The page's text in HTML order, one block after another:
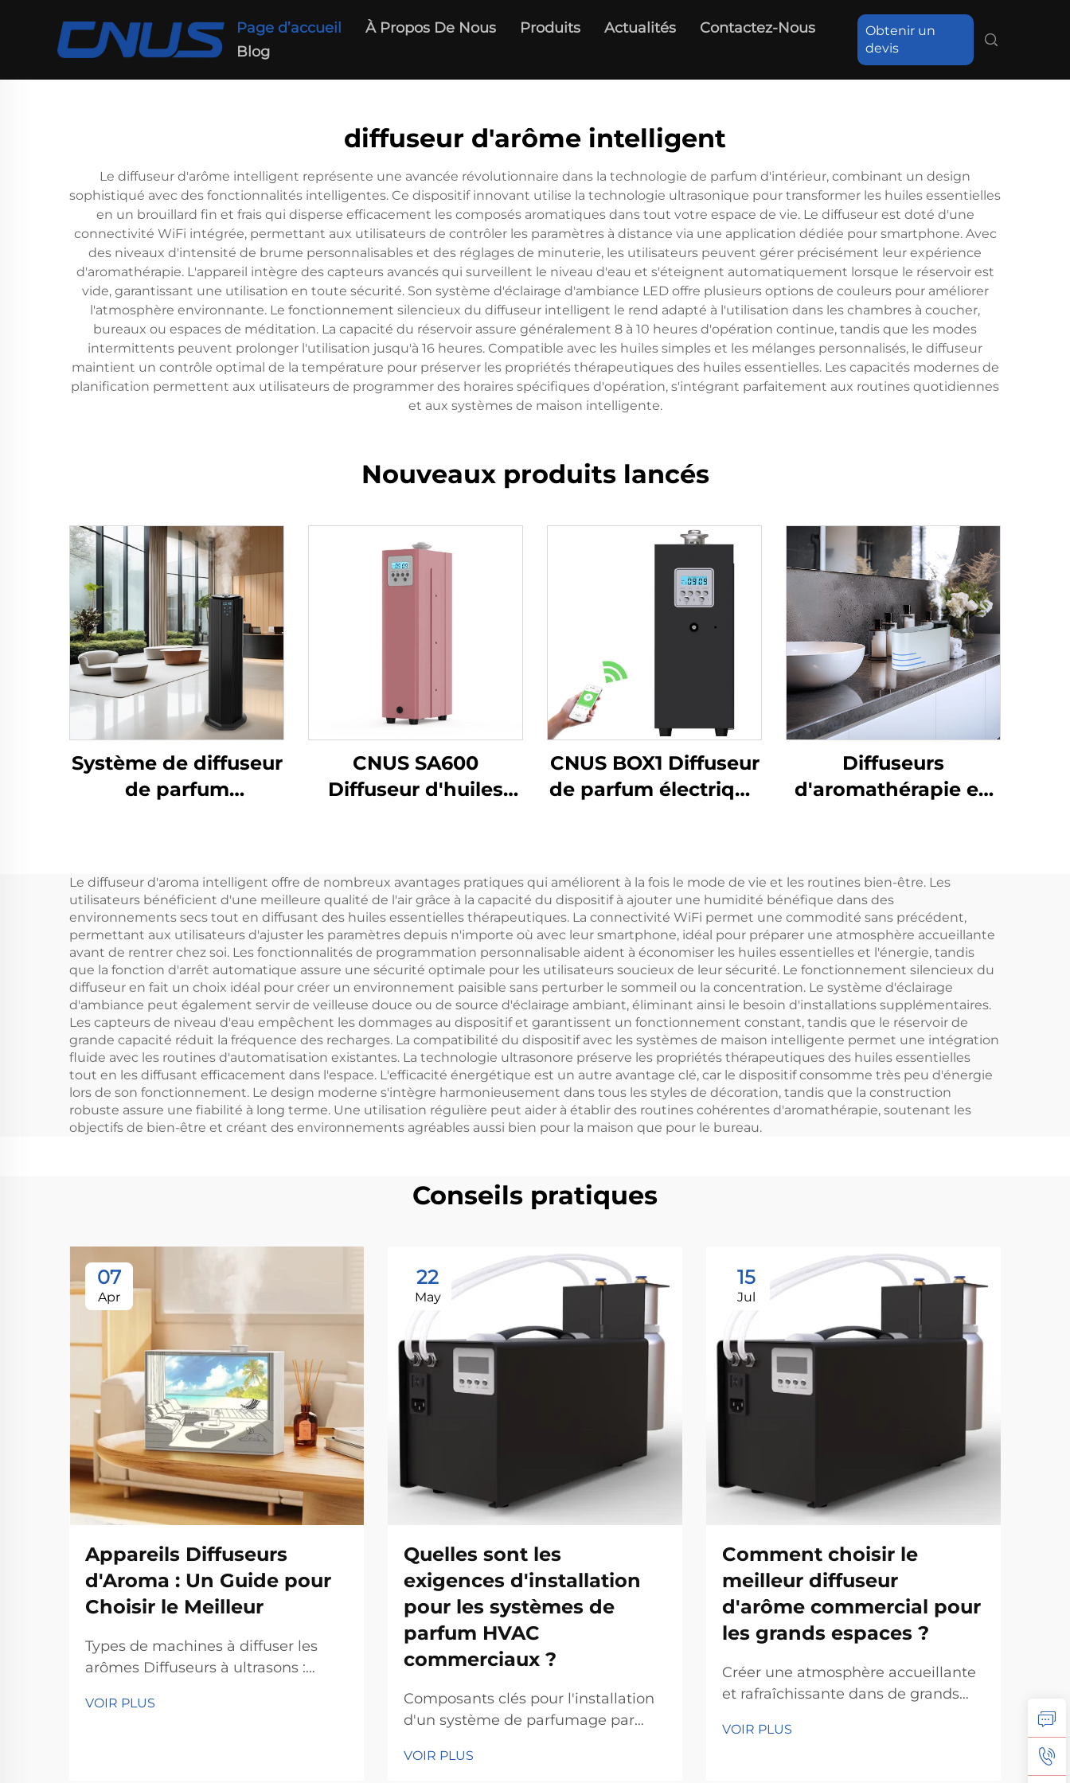
Page d’accueil À Propos De Nous Produits Actualités
Contactez-Nous
Blog
Obtenir un
devis
diffuseur d'arôme intelligent
Le diffuseur d'arôme intelligent représente une avancée révolutionnaire dans la technologie de parfum d'intérieur, combinant un design
sophistiqué avec des fonctionnalités intelligentes. Ce dispositif innovant utilise la technologie ultrasonique pour transformer les huiles essentielles
en un brouillard fin et frais qui disperse efficacement les composés aromatiques dans tout votre espace de vie. Le diffuseur est doté d'une
connectivité WiFi intégrée, permettant aux utilisateurs de contrôler les paramètres à distance via une application dédiée pour smartphone. Avec
des niveaux d'intensité de brume personnalisables et des réglages de minuterie, les utilisateurs peuvent gérer précisément leur expérience
d'aromathérapie. L'appareil intègre des capteurs avancés qui surveillent le niveau d'eau et s'éteignent automatiquement lorsque le réservoir est
vide, garantissant une utilisation en toute sécurité. Son système d'éclairage d'ambiance LED offre plusieurs options de couleurs pour améliorer
l'atmosphère environnante. Le fonctionnement silencieux du diffuseur intelligent le rend adapté à l'utilisation dans les chambres à coucher,
bureaux ou espaces de méditation. La capacité du réservoir assure généralement 8 à 10 heures d'opération continue, tandis que les modes
intermittents peuvent prolonger l'utilisation jusqu'à 16 heures. Compatible avec les huiles simples et les mélanges personnalisés, le diffuseur
maintient un contrôle optimal de la température pour préserver les propriétés thérapeutiques des huiles essentielles. Les capacités modernes de
planification permettent aux utilisateurs de programmer des horaires spécifiques d'opération, s'intégrant parfaitement aux routines quotidiennes
et aux systèmes de maison intelligente.
Nouveaux produits lancés
Système de diffuseur
de parfum
commerciale CNUS
S3000TF
CNUS SA600
Diffuseur d'huiles
appareil électronique
sans eau pour CVC et
hôtel
CNUS BOX1 Diffuseur
de parfum électrique
pour tour d'arômes
Diffuseurs
d'aromathérapie en
Diffuseur d'huile
parfumée 360
Atomiseur sans eau
Le diffuseur d'aroma intelligent offre de nombreux avantages pratiques qui améliorent à la fois le mode de vie et les routines bien-être. Les
utilisateurs bénéficient d'une meilleure qualité de l'air grâce à la capacité du dispositif à ajouter une humidité bénéfique dans des
environnements secs tout en diffusant des huiles essentielles thérapeutiques. La connectivité WiFi permet une commodité sans précédent,
permettant aux utilisateurs d'ajuster les paramètres depuis n'importe où avec leur smartphone, idéal pour préparer une atmosphère accueillante
avant de rentrer chez soi. Les fonctionnalités de programmation personnalisable aident à économiser les huiles essentielles et l'énergie, tandis
que la fonction d'arrêt automatique assure une sécurité optimale pour les utilisateurs soucieux de leur sécurité. Le fonctionnement silencieux du
diffuseur en fait un choix idéal pour créer un environnement paisible sans perturber le sommeil ou la concentration. Le système d'éclairage
d'ambiance peut également servir de veilleuse douce ou de source d'éclairage ambiant, éliminant ainsi le besoin d'installations supplémentaires.
Les capteurs de niveau d'eau empêchent les dommages au dispositif et garantissent un fonctionnement constant, tandis que le réservoir de
grande capacité réduit la fréquence des recharges. La compatibilité du dispositif avec les systèmes de maison intelligente permet une intégration
fluide avec les routines d'automatisation existantes. La technologie ultrasonore préserve les propriétés thérapeutiques des huiles essentielles
tout en les diffusant efficacement dans l'espace. L'efficacité énergétique est un autre avantage clé, car le dispositif consomme très peu d'énergie
lors de son fonctionnement. Le design moderne s'intègre harmonieusement dans tous les styles de décoration, tandis que la construction
robuste assure une fiabilité à long terme. Une utilisation régulière peut aider à établir des routines cohérentes d'aromathérapie, soutenant les
objectifs de bien-être et créant des environnements agréables aussi bien pour la maison que pour le bureau.
Conseils pratiques
07
Apr
Appareils Diffuseurs
d'Aroma : Un Guide pour
Choisir le Meilleur
Types de machines à diffuser les
arômes Diffuseurs à ultrasons :
chambres Les diffuseurs à ultrasons
VOIR PLUS
22
May
Quelles sont les
exigences d'installation
pour les systèmes de
parfum HVAC
commerciaux ?
Composants clés pour l'installation
d'un système de parfumage par
commercial - Évaluation de la
VOIR PLUS
15
Jul
Comment choisir le
meilleur diffuseur
d'arôme commercial pour
les grands espaces ?
Créer une atmosphère accueillante
et rafraîchissante dans de grands
hôtels, les bureaux, les centres
VOIR PLUS